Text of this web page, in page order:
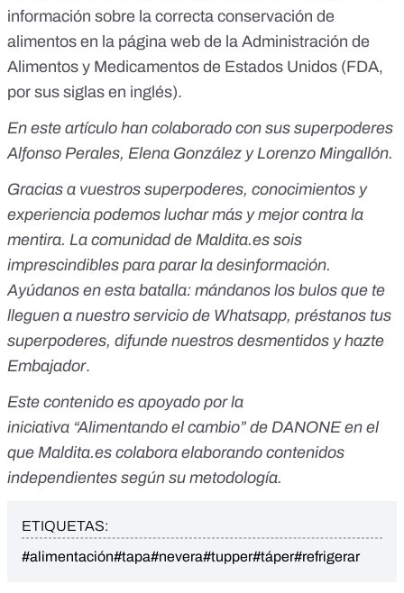
información sobre la correcta conservación de
alimentos en la página web de la Administración de
Alimentos y Medicamentos de Estados Unidos (FDA,
por sus siglas en inglés).
En este artículo han colaborado con sus superpoderes
Alfonso Perales, Elena González y Lorenzo Mingallón.
Gracias a vuestros superpoderes, conocimientos y
experiencia podemos luchar más y mejor contra la
mentira. La comunidad de Maldita.es sois
imprescindibles para parar la desinformación.
Ayúdanos en esta batalla: mándanos los bulos que te
lleguen a nuestro servicio de Whatsapp, préstanos tus
superpoderes, difunde nuestros desmentidos y hazte
Embajador.
Este contenido es apoyado por la
iniciativa “Alimentando el cambio” de DANONE en el
que Maldita.es colabora elaborando contenidos
independientes según su metodología.
ETIQUETAS:
#alimentación#tapa#nevera#tupper#táper#refrigerar